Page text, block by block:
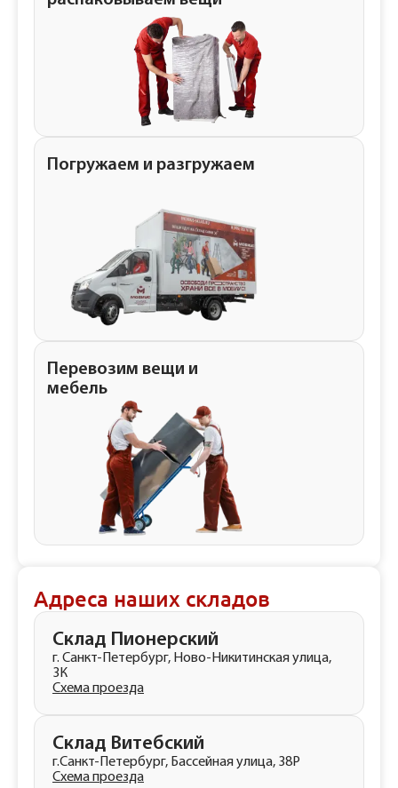
Погружаем и разгружаем
Перевозим вещи и
мебель
Адреса наших складов
Склад Пионерский
г. Санкт-Петербург, Ново-Никитинская улица,
3К
Схема проезда
Склад Витебский
г.Санкт-Петербург, Бассейная улица, 38Р
Схема проезда